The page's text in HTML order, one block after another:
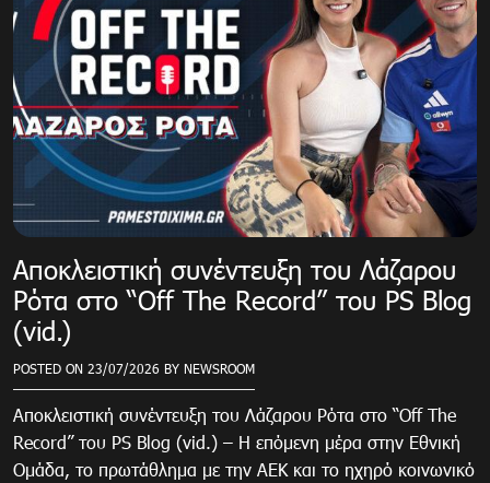
Αποκλειστική συνέντευξη του Λάζαρου
Ρότα στο “Off The Record” του PS Blog
(vid.)
POSTED ON 23/07/2026 BY NEWSROOM
Αποκλειστική συνέντευξη του Λάζαρου Ρότα στο “Off The
Record” του PS Blog (vid.) – H επόμενη μέρα στην Εθνική
Ομάδα, το πρωτάθλημα με την ΑΕΚ και το ηχηρό κοινωνικό